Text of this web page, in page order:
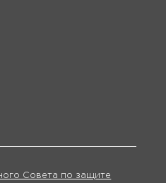
Совета по защите